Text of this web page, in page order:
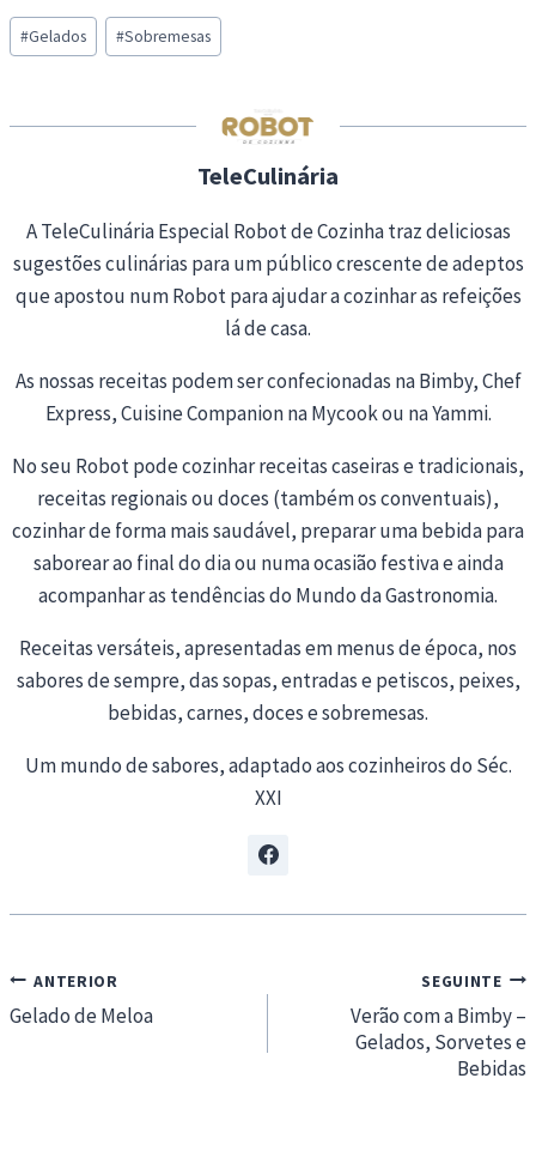
d
g
Post
Tags:
#Gelados #Sobremesas
TeleCulinária
A TeleCulinária Especial Robot de Cozinha traz deliciosas
sugestões culinárias para um público crescente de adeptos
que apostou num Robot para ajudar a cozinhar as refeições
lá de casa.
As nossas receitas podem ser confecionadas na Bimby, Chef
Express, Cuisine Companion na Mycook ou na Yammi.
No seu Robot pode cozinhar receitas caseiras e tradicionais,
receitas regionais ou doces (também os conventuais),
cozinhar de forma mais saudável, preparar uma bebida para
saborear ao final do dia ou numa ocasião festiva e ainda
acompanhar as tendências do Mundo da Gastronomia.
Receitas versáteis, apresentadas em menus de época, nos
sabores de sempre, das sopas, entradas e petiscos, peixes,
bebidas, carnes, doces e sobremesas.
Um mundo de sabores, adaptado aos cozinheiros do Séc.
XXI
Navegação
de
ANTERIOR
Gelado de Meloa
SEGUINTE
Verão com a Bimby –
Gelados, Sorvetes e
Bebidas